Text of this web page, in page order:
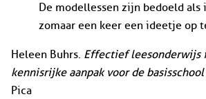
De modellessen zijn bedoeld
zomaar een keer een ideetje op
Heleen Buhrs. Effectief leesonderwijs
kennisrijke aanpak voor de basisschool
Pica